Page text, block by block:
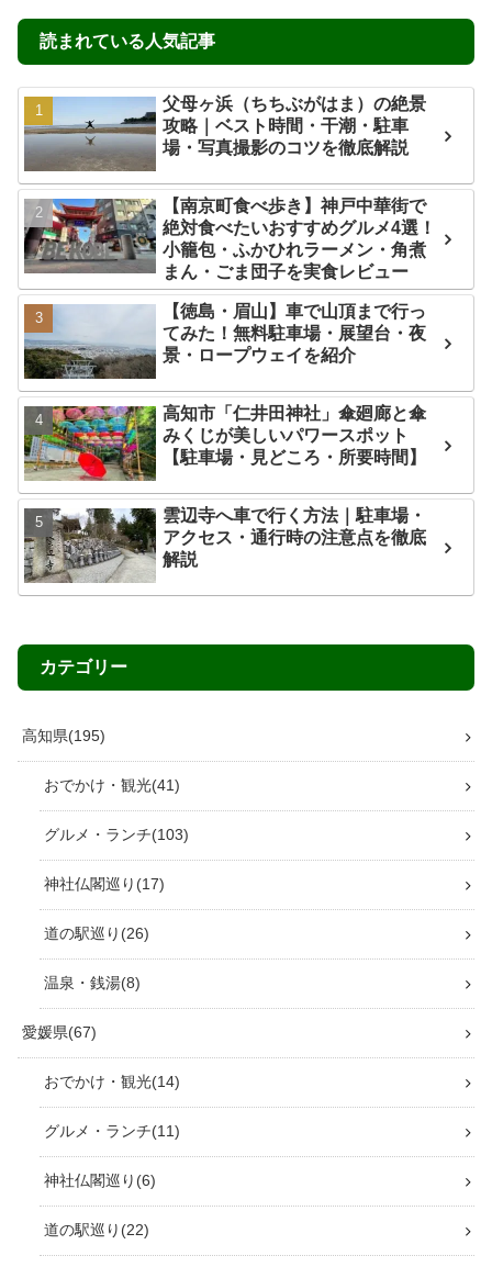
読まれている人気記事
父母ヶ浜（ちちぶがはま）の絶景
攻略｜ベスト時間・干潮・駐車
場・写真撮影のコツを徹底解説
【南京町食べ歩き】神戸中華街で
絶対食べたいおすすめグルメ4選！
小籠包・ふかひれラーメン・角煮
まん・ごま団子を実食レビュー
【徳島・眉山】車で山頂まで行っ
てみた！無料駐車場・展望台・夜
景・ロープウェイを紹介
高知市「仁井田神社」傘廻廊と傘
みくじが美しいパワースポット
【駐車場・見どころ・所要時間】
雲辺寺へ車で行く方法｜駐車場・
アクセス・通行時の注意点を徹底
解説
カテゴリー
高知県 195
おでかけ・観光 41
グルメ・ランチ 103
神社仏閣巡り 17
道の駅巡り 26
温泉・銭湯 8
愛媛県 67
おでかけ・観光 14
グルメ・ランチ 11
神社仏閣巡り 6
道の駅巡り 22